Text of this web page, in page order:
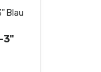
3"